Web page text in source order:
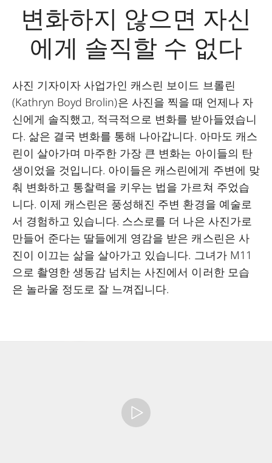
변화하지 않으면 자신
에게 솔직할 수 없다
사진 기자이자 사업가인 캐스린 보이드 브롤린
(Kathryn Boyd Brolin)은 사진을 찍을 때 언제나 자
신에게 솔직했고, 적극적으로 변화를 받아들였습니
다. 삶은 결국 변화를 통해 나아갑니다. 아마도 캐스
린이 살아가며 마주한 가장 큰 변화는 아이들의 탄
생이었을 것입니다. 아이들은 캐스린에게 주변에 맞
춰 변화하고 통찰력을 키우는 법을 가르쳐 주었습
니다. 이제 캐스린은 풍성해진 주변 환경을 예술로
서 경험하고 있습니다. 스스로를 더 나은 사진가로
만들어 준다는 딸들에게 영감을 받은 캐스린은 사
진이 이끄는 삶을 살아가고 있습니다. 그녀가 M11
으로 촬영한 생동감 넘치는 사진에서 이러한 모습
은 놀라울 정도로 잘 느껴집니다.